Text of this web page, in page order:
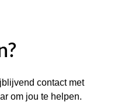
contact met
om jou te helpen.